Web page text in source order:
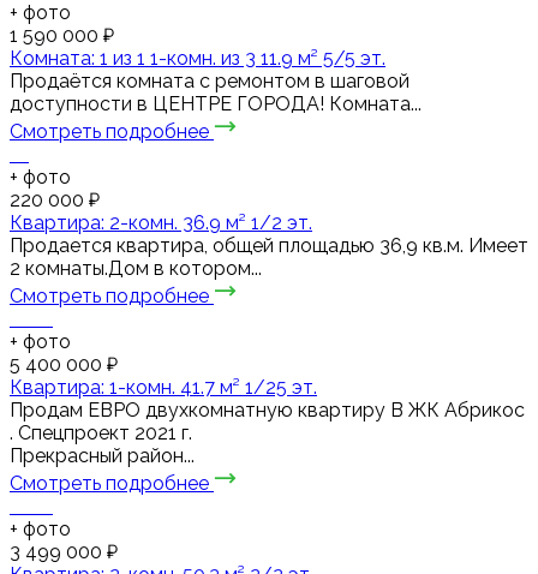
+ фото
1 590 000 ₽
Комната: 1 из 1 1-комн. из 3 11.9 м² 5/5 эт.
Продаётся комната с ремонтом в шаговой
доступности в ЦЕНТРЕ ГОРОДА! Комната...
Смотреть подробнее
+ фото
220 000 ₽
Квартира: 2-комн. 36.9 м² 1/2 эт.
Продается квартира, общей площадью 36,9 кв.м. Имеет
2 комнаты.Дом в котором...
Смотреть подробнее
+ фото
5 400 000 ₽
Квартира: 1-комн. 41.7 м² 1/25 эт.
Пpодaм ЕВРО двухкомнaтную квapтиру В ЖК Абрикос
. Спецпроект 2021 г.
Прекрасный район...
Смотреть подробнее
+ фото
3 499 000 ₽